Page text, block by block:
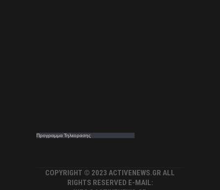
Προγραμμα Τηλεορασης
COPYRIGHT © 2023 ACTIVENEWS.GR ALL
RIGHTS RESERVED E-MAIL: